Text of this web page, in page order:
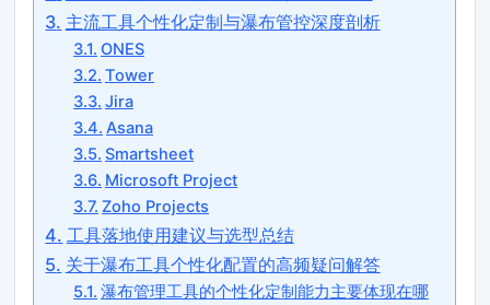
主流工具个性化定制与瀑布管控深度剖析
ONES
Tower
Jira
Asana
Smartsheet
Microsoft Project
Zoho Projects
工具落地使用建议与选型总结
关于瀑布工具个性化配置的高频疑问解答
瀑布管理工具的个性化定制能力主要体现在哪